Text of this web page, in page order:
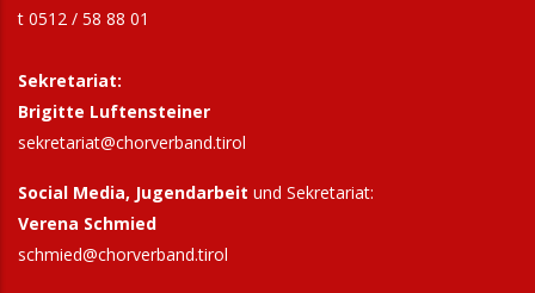
t 0512 / 58 88 01
Sekretariat:
Brigitte Luftensteiner
sekretariat@chorverband.tirol
Social Media, Jugendarbeit und Sekretariat:
Verena Schmied
schmied@chorverband.tirol